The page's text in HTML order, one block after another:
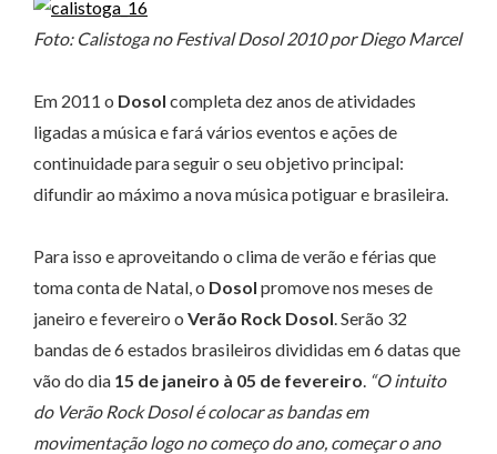
Foto: Calistoga no Festival Dosol 2010 por Diego Marcel
Em 2011 o Dosol completa dez anos de atividades
ligadas a música e fará vários eventos e ações de
continuidade para seguir o seu objetivo principal:
difundir ao máximo a nova música potiguar e brasileira.
Para isso e aproveitando o clima de verão e férias que
toma conta de Natal, o Dosol promove nos meses de
janeiro e fevereiro o Verão Rock Dosol. Serão 32
bandas de 6 estados brasileiros divididas em 6 datas que
vão do dia 15 de janeiro à 05 de fevereiro. “O intuito
do Verão Rock Dosol é colocar as bandas em
movimentação logo no começo do ano, começar o ano